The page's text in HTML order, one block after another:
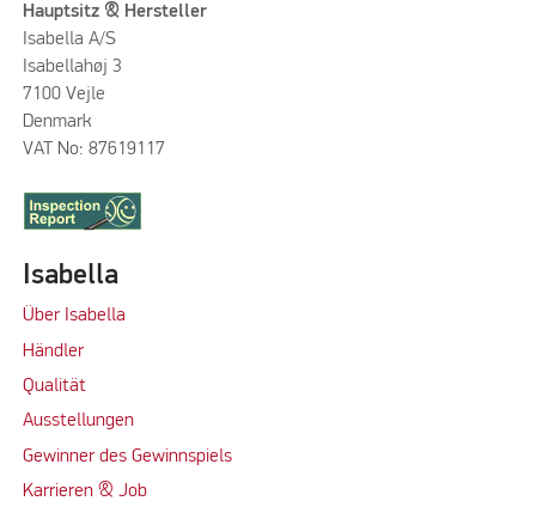
Hauptsitz & Hersteller
Isabella A/S
Isabellahøj 3
7100 Vejle
Denmark
VAT No: 87619117
Isabella
Über Isabella
Händler
Qualität
Ausstellungen
Gewinner des Gewinnspiels
Karrieren & Job